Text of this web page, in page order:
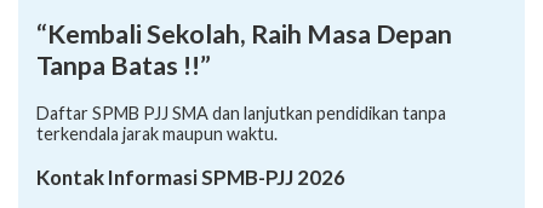
“Kembali Sekolah, Raih Masa Depan
Tanpa Batas !!”
Daftar SPMB PJJ SMA dan lanjutkan pendidikan tanpa
terkendala jarak maupun waktu.
Kontak Informasi SPMB-PJJ 2026